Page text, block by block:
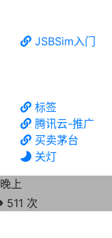
JSBSim入门
标签
腾讯云-推广
买卖茅台
关灯
上
511 次